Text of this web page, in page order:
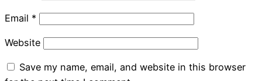
Email *
Website
Save my name, email, and website in this browser